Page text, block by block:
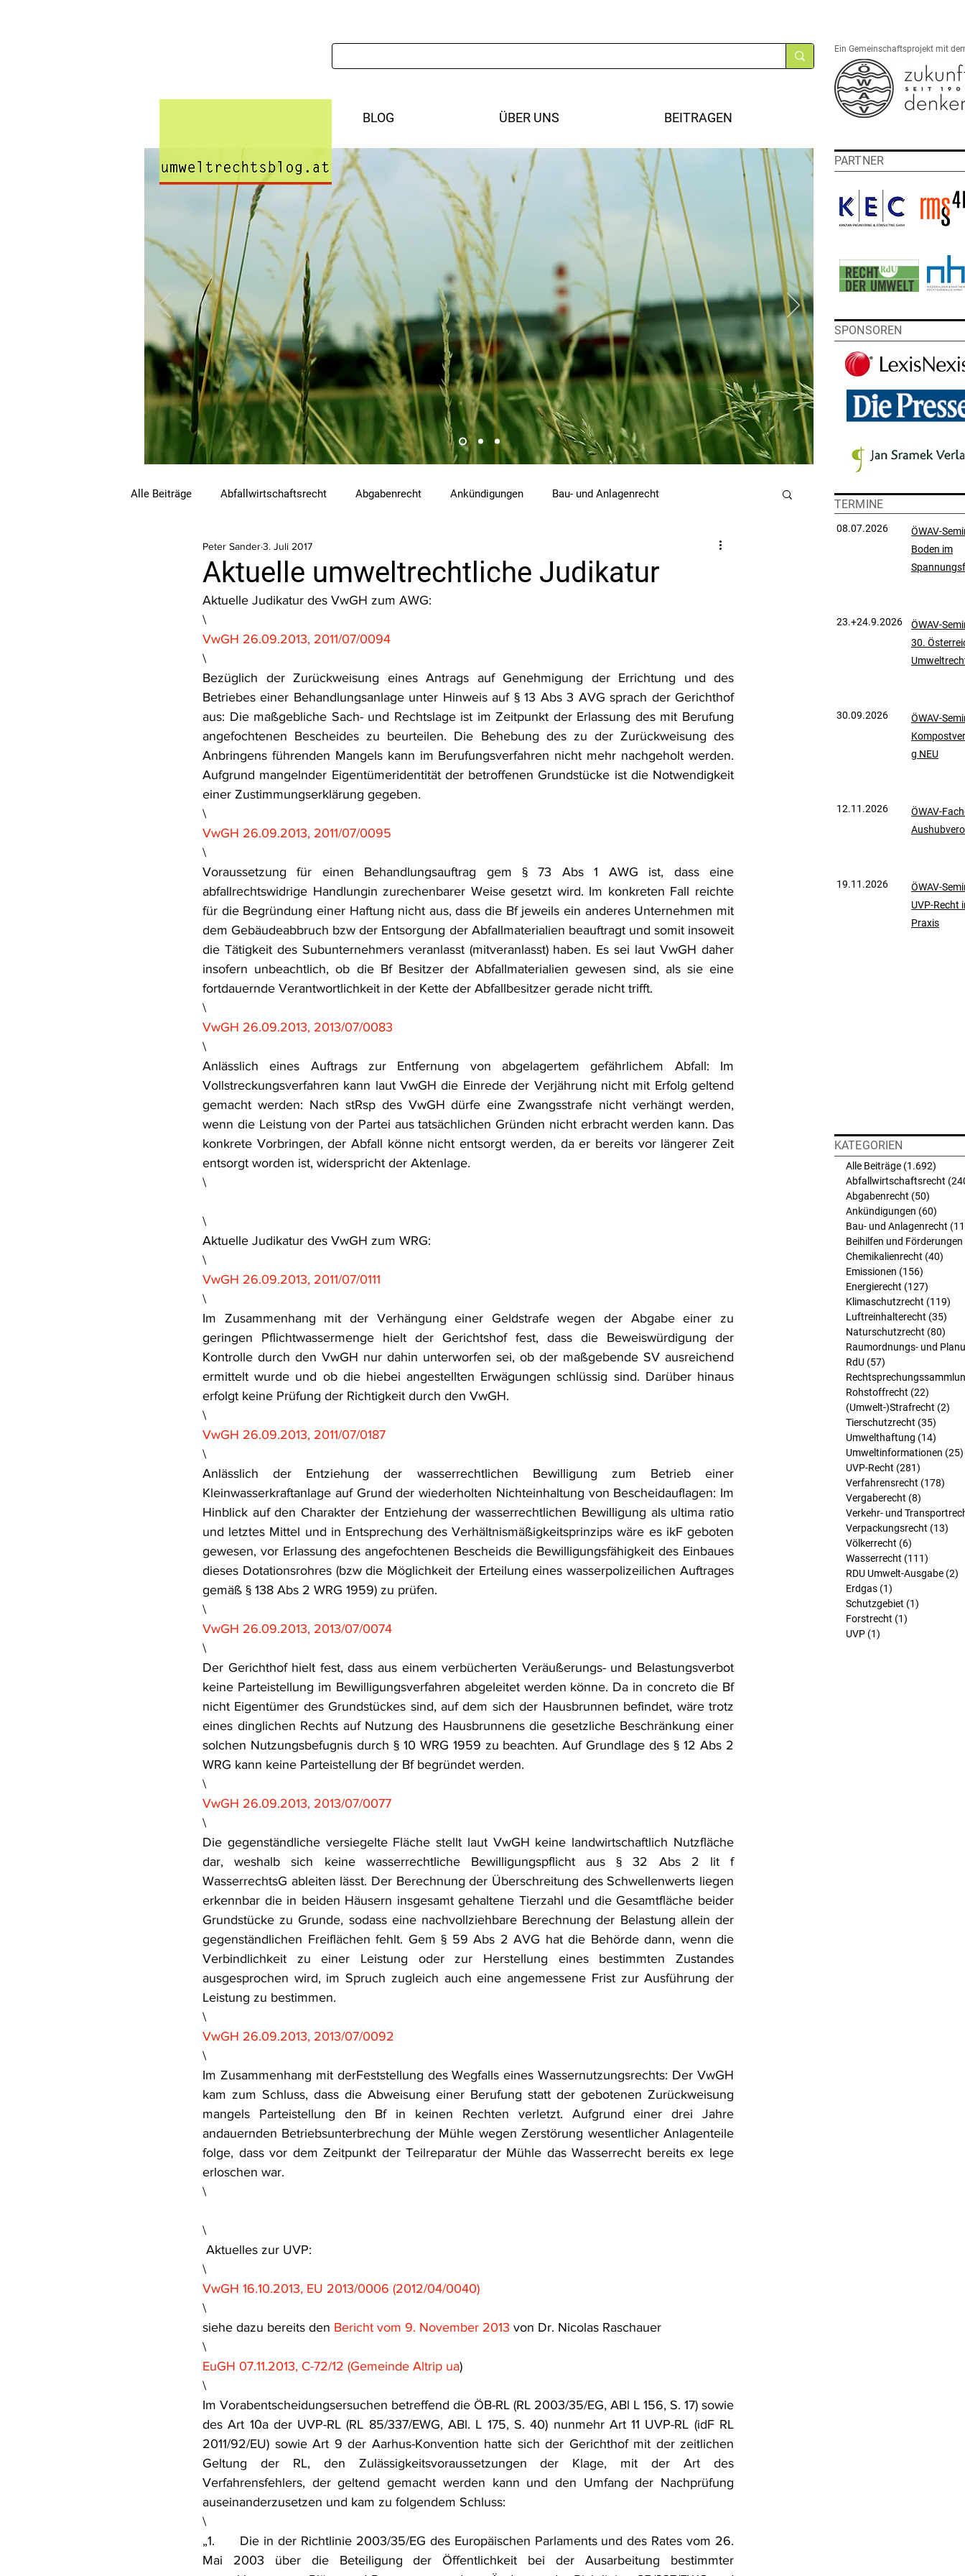
BLOG ÜBER UNS BEITRAGEN
Ein Gemeinschaftsprojekt mit
Alle Beiträge Abfallwirtschaftsrecht Abgabenrecht Ankündigungen Bau- und Anlagenrecht
Beihilfen und Förderungen
Luftreinhalterecht Naturschutzrecht Raumordnungs- und Planungsrecht
Rohstoffrecht
Verfahrensrecht Vergaberecht Verkehr- und Transportrecht Verpackungsrecht Völkerrecht
Wasserrecht RDU Umwelt-Ausgabe Erdgas Schutzgebiet Forstrecht
Aktuelle umweltrechtliche Judikatur
Peter Sander3. Juli 2017
Aktuelle Judikatur des VwGH zum AWG:
\
VwGH 26.09.2013, 2011/07/0094
\
Bezüglich der Zurückweisung eines Antrags auf Genehmigung der Errichtung und des
Betriebes einer Behandlungsanlage unter Hinweis auf § 13 Abs 3 AVG sprach der Gerichthof
aus: Die maßgebliche Sach- und Rechtslage ist im Zeitpunkt der Erlassung des mit Berufung
angefochtenen Bescheides zu beurteilen. Die Behebung des zu der Zurückweisung des
Anbringens führenden Mangels kann im Berufungsverfahren nicht mehr nachgeholt werden.
Aufgrund mangelnder Eigentümeridentität der betroffenen Grundstücke ist die Notwendigkeit
einer Zustimmungserklärung gegeben.
\
VwGH 26.09.2013, 2011/07/0095
\
Voraussetzung für einen Behandlungsauftrag gem § 73 Abs 1 AWG ist, dass eine
abfallrechtswidrige Handlungin zurechenbarer Weise gesetzt wird. Im konkreten Fall reichte
für die Begründung einer Haftung nicht aus, dass die Bf jeweils ein anderes Unternehmen mit
dem Gebäudeabbruch bzw der Entsorgung der Abfallmaterialien beauftragt und somit insoweit
die Tätigkeit des Subunternehmers veranlasst (mitveranlasst) haben. Es sei laut VwGH daher
insofern unbeachtlich, ob die Bf Besitzer der Abfallmaterialien gewesen sind, als sie eine
fortdauernde Verantwortlichkeit in der Kette der Abfallbesitzer gerade nicht trifft.
\
VwGH 26.09.2013, 2013/07/0083
\
Anlässlich eines Auftrags zur Entfernung von abgelagertem gefährlichem Abfall: Im
Vollstreckungsverfahren kann laut VwGH die Einrede der Verjährung nicht mit Erfolg geltend
gemacht werden: Nach stRsp des VwGH dürfe eine Zwangsstrafe nicht verhängt werden,
wenn die Leistung von der Partei aus tatsächlichen Gründen nicht erbracht werden kann. Das
konkrete Vorbringen, der Abfall könne nicht entsorgt werden, da er bereits vor längerer Zeit
entsorgt worden ist, widerspricht der Aktenlage.
\
\
Aktuelle Judikatur des VwGH zum WRG:
\
VwGH 26.09.2013, 2011/07/0111
\
Im Zusammenhang mit der Verhängung einer Geldstrafe wegen der Abgabe einer zu
geringen Pflichtwassermenge hielt der Gerichtshof fest, dass die Beweiswürdigung der
Kontrolle durch den VwGH nur dahin unterworfen sei, ob der maßgebende SV ausreichend
ermittelt wurde und ob die hiebei angestellten Erwägungen schlüssig sind. Darüber hinaus
erfolgt keine Prüfung der Richtigkeit durch den VwGH.
\
VwGH 26.09.2013, 2011/07/0187
\
Anlässlich der Entziehung der wasserrechtlichen Bewilligung zum Betrieb einer
Kleinwasserkraftanlage auf Grund der wiederholten Nichteinhaltung von Bescheidauflagen: Im
Hinblick auf den Charakter der Entziehung der wasserrechtlichen Bewilligung als ultima ratio
und letztes Mittel und in Entsprechung des Verhältnismäßigkeitsprinzips wäre es ikF geboten
gewesen, vor Erlassung des angefochtenen Bescheids die Bewilligungsfähigkeit des Einbaues
dieses Dotationsrohres (bzw die Möglichkeit der Erteilung eines wasserpolizeilichen Auftrages
gemäß § 138 Abs 2 WRG 1959) zu prüfen.
\
VwGH 26.09.2013, 2013/07/0074
\
Der Gerichthof hielt fest, dass aus einem verbücherten Veräußerungs- und Belastungsverbot
keine Parteistellung im Bewilligungsverfahren abgeleitet werden könne. Da in concreto die Bf
nicht Eigentümer des Grundstückes sind, auf dem sich der Hausbrunnen befindet, wäre trotz
eines dinglichen Rechts auf Nutzung des Hausbrunnens die gesetzliche Beschränkung einer
solchen Nutzungsbefugnis durch § 10 WRG 1959 zu beachten. Auf Grundlage des § 12 Abs 2
WRG kann keine Parteistellung der Bf begründet werden.
\
VwGH 26.09.2013, 2013/07/0077
\
Die gegenständliche versiegelte Fläche stellt laut VwGH keine landwirtschaftlich Nutzfläche
dar, weshalb sich keine wasserrechtliche Bewilligungspflicht aus § 32 Abs 2 lit f
WasserrechtsG ableiten lässt. Der Berechnung der Überschreitung des Schwellenwerts liegen
erkennbar die in beiden Häusern insgesamt gehaltene Tierzahl und die Gesamtfläche beider
Grundstücke zu Grunde, sodass eine nachvollziehbare Berechnung der Belastung allein der
gegenständlichen Freiflächen fehlt. Gem § 59 Abs 2 AVG hat die Behörde dann, wenn die
Verbindlichkeit zu einer Leistung oder zur Herstellung eines bestimmten Zustandes
ausgesprochen wird, im Spruch zugleich auch eine angemessene Frist zur Ausführung der
Leistung zu bestimmen.
\
VwGH 26.09.2013, 2013/07/0092
\
Im Zusammenhang mit derFeststellung des Wegfalls eines Wassernutzungsrechts: Der VwGH
kam zum Schluss, dass die Abweisung einer Berufung statt der gebotenen Zurückweisung
mangels Parteistellung den Bf in keinen Rechten verletzt. Aufgrund einer drei Jahre
andauernden Betriebsunterbrechung der Mühle wegen Zerstörung wesentlicher Anlagenteile
folge, dass vor dem Zeitpunkt der Teilreparatur der Mühle das Wasserrecht bereits ex lege
erloschen war.
\
\
Aktuelles zur UVP:
\
VwGH 16.10.2013, EU 2013/0006 (2012/04/0040)
\
siehe dazu bereits den Bericht vom 9. November 2013 von Dr. Nicolas Raschauer
\
EuGH 07.11.2013, C-72/12 (Gemeinde Altrip ua)
\
Im Vorabentscheidungsersuchen betreffend die ÖB-RL (RL 2003/35/EG, ABl L 156, S. 17) sowie
des Art 10a der UVP-RL (RL 85/337/EWG, ABl. L 175, S. 40) nunmehr Art 11 UVP-RL (idF RL
2011/92/EU) sowie Art 9 der Aarhus-Konvention hatte sich der Gerichthof mit der zeitlichen
Geltung der RL, den Zulässigkeitsvoraussetzungen der Klage, mit der Art des
Verfahrensfehlers, der geltend gemacht werden kann und den Umfang der Nachprüfung
auseinanderzusetzen und kam zu folgendem Schluss:
\
„1.      Die in der Richtlinie 2003/35/EG des Europäischen Parlaments und des Rates vom 26.
Mai 2003 über die Beteiligung der Öffentlichkeit bei der Ausarbeitung bestimmter
Alle Beiträge (1.692)
Abfallwirtschaftsrecht
Abgabenrecht (50)
Ankündigungen (60)
Bau- und Anlagenrecht
Beihilfen und Förderungen
Chemikalienrecht (40)
Emissionen (156)
Energierecht (127)
Klimaschutzrecht (119)
Luftreinhalterecht (35)
Naturschutzrecht (80)
Raumordnungs- und
RdU (57)
Rohstoffrecht (22)
(Umwelt-)Strafrecht (2)
Tierschutzrecht (35)
Umwelthaftung (14)
Umweltinformationen (25)
UVP-Recht (281)
Verfahrensrecht (178)
Vergaberecht (8)
Verkehr- und
Verpackungsrecht (13)
Völkerrecht (6)
Wasserrecht (111)
RDU Umwelt-Ausgabe (2)
Erdgas (1)
Schutzgebiet (1)
Forstrecht (1)
UVP (1)
08.07.2026
ÖWAV-
Boden im
23.+24.9.2026
ÖWAV-
30.
30.09.2026
ÖWAV-
g NEU
12.11.2026
ÖWAV-
19.11.2026
ÖWAV-
UVP-Recht
Praxis
PARTNER
TERMINE
SPONSOREN
KATEGORIEN